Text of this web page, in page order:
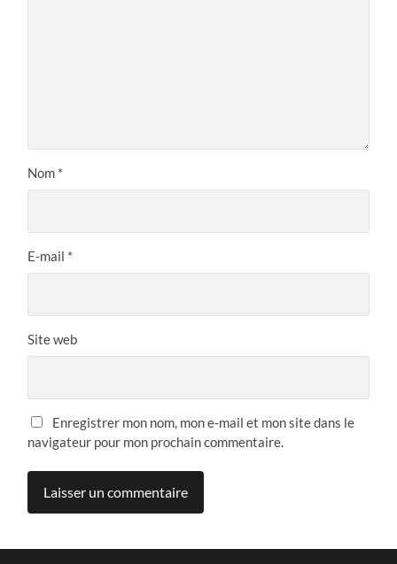
Nom *
E-mail *
Site web
Enregistrer mon nom, mon e-mail et mon site dans le
navigateur pour mon prochain commentaire.